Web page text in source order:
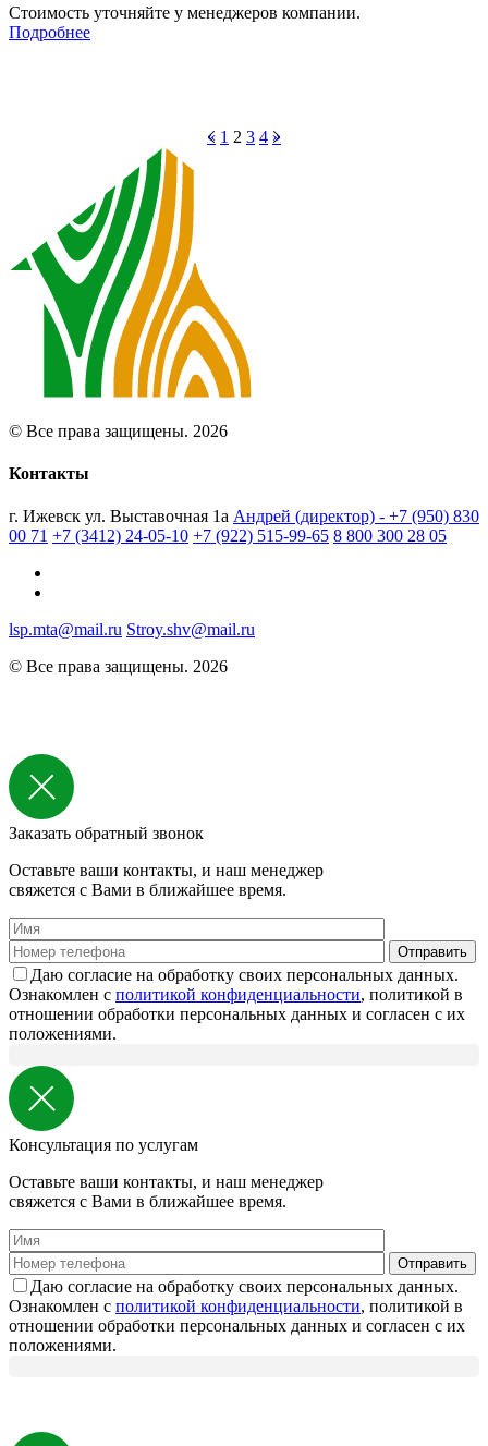
Стоимость уточняйте у менеджеров компании.
Подробнее
« 1 2 3 4 »
© Все права защищены. 2026
Контакты
г. Ижевск ул. Выставочная 1а Андрей (директор) - +7 (950) 830
00 71 +7 (3412) 24-05-10 +7 (922) 515-99-65 8 800 300 28 05
lsp.mta@mail.ru Stroy.shv@mail.ru
© Все права защищены. 2026
Заказать обратный звонок
Оставьте ваши контакты, и наш менеджер
свяжется с Вами в ближайшее время.
Даю согласие на обработку своих персональных данных.
Ознакомлен с политикой конфиденциальности, политикой в
отношении обработки персональных данных и согласен с их
положениями.
Консультация по услугам
Оставьте ваши контакты, и наш менеджер
свяжется с Вами в ближайшее время.
Даю согласие на обработку своих персональных данных.
Ознакомлен с политикой конфиденциальности, политикой в
отношении обработки персональных данных и согласен с их
положениями.